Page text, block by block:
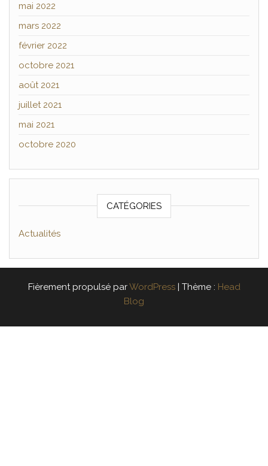
mai 2022
mars 2022
février 2022
octobre 2021
août 2021
juillet 2021
mai 2021
octobre 2020
CATÉGORIES
Actualités
Fièrement propulsé parWordPress Thème : Head
Blog